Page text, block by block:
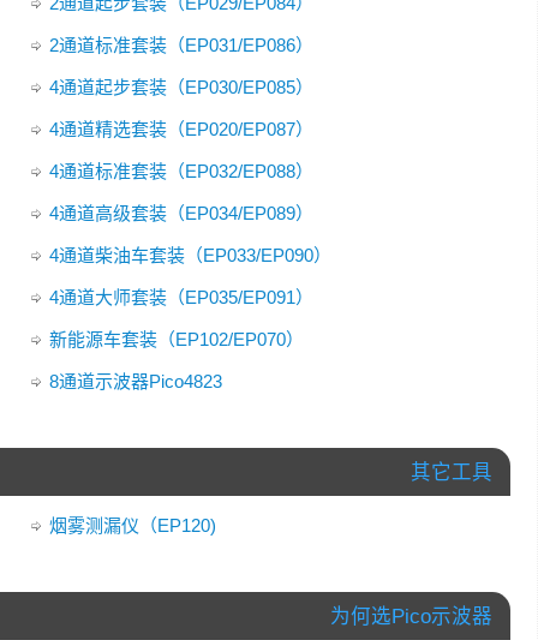
2通道标准套装（EP031/EP086）
4通道起步套装（EP030/EP085）
4通道精选套装（EP020/EP087）
4通道标准套装（EP032/EP088）
4通道高级套装（EP034/EP089）
4通道柴油车套装（EP033/EP090）
4通道大师套装（EP035/EP091）
新能源车套装（EP102/EP070）
8通道示波器Pico4823
其它工具
烟雾测漏仪（EP120)
为何选Pico示波器